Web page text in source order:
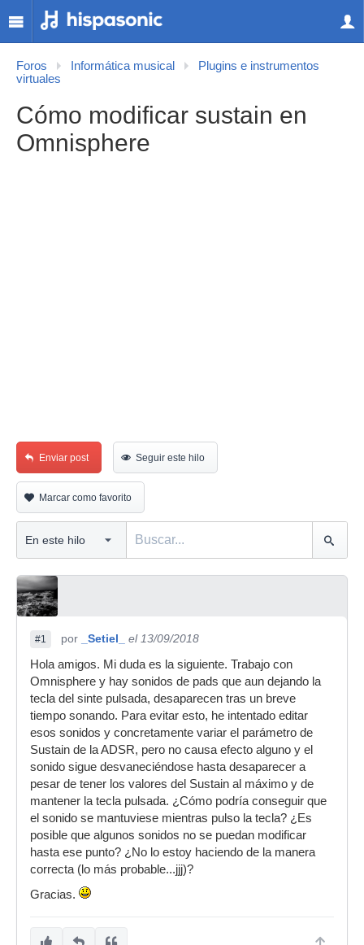
Foros Informática musical
Plugins e instrumentos
virtuales
Cómo modificar sustain en
Omnisphere
Enviar post Seguir este hilo
Marcar como favorito
#1 por _Setiel_
el 13/09/2018
Hola amigos. Mi duda es la siguiente. Trabajo con
Omnisphere y hay sonidos de pads que aun dejando la
tecla del sinte pulsada, desaparecen tras un breve
tiempo sonando. Para evitar esto, he intentado editar
esos sonidos y concretamente variar el parámetro de
Sustain de la ADSR, pero no causa efecto alguno y el
sonido sigue desvaneciéndose hasta desaparecer a
pesar de tener los valores del Sustain al máximo y de
mantener la tecla pulsada. ¿Cómo podría conseguir que
el sonido se mantuviese mientras pulso la tecla? ¿Es
posible que algunos sonidos no se puedan modificar
hasta ese punto? ¿No lo estoy haciendo de la manera
correcta (lo más probable...jjj)?
Gracias.